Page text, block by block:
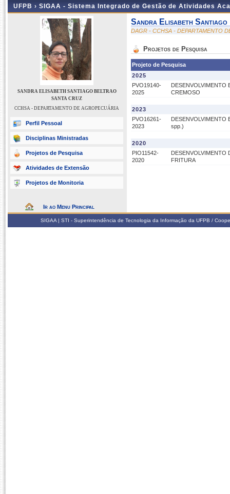
UFPB › SIGAA - Sistema Integrado de Gestão de Atividades
SANDRA ELISABETH SANTIAGO BELTRAO
SANTA CRUZ
CCHSA - DEPARTAMENTO DE AGROPECUÁRIA
Perfil Pessoal
Disciplinas Ministradas
Projetos de Pesquisa
Atividades de Extensão
Projetos de Monitoria
Ir ao Menu Principal
Sandra Elisabeth
DAGR - CCHSA - DEPARTAMENTO
Projetos de Pesquisa
Projeto de Pesquisa
2025
PVO19140-
2025
DESENVOLVIMENTO
CREMOSO
2023
PVO16261-
2023
DESENVOLVIMENTO
spp.)
2020
PIO11542-
2020
DESENVOLVIMENTO
FRITURA
SIGAA | STI - Superintendência de Tecnologia da Informação da UFPB /